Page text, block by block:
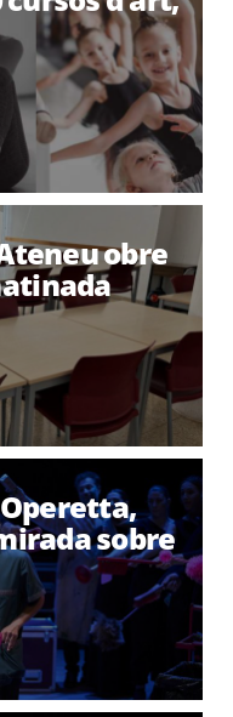
obre
sobre